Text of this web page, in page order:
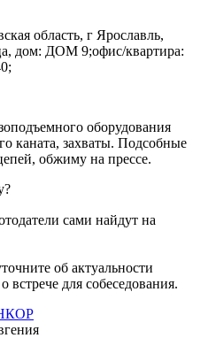
область, г Ярославль,
дом: ДОМ 9;офис/квартира:
оборудования
каната, захваты. Подсобные
обжиму на прессе.
сами найдут на
об актуальности
встрече для собеседования.